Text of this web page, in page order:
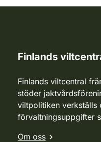
Finlands
Finlands viltcentral
stöder
viltpolitiken verkställs
förvaltningsuppgifter
Om oss